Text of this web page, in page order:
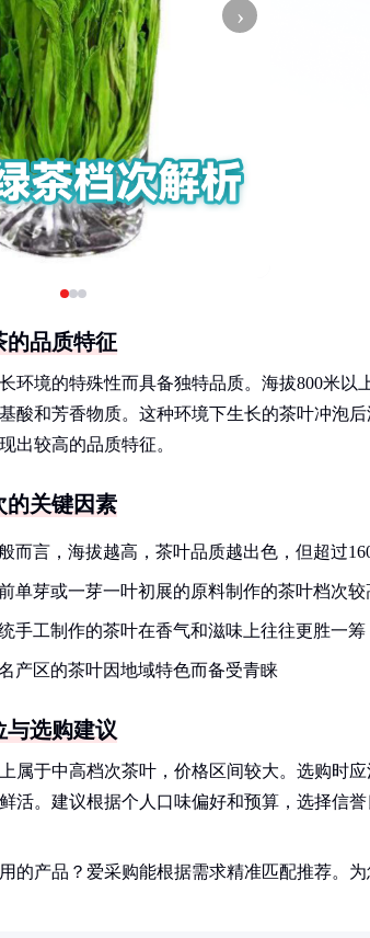
›
的品质特征
环境的特殊性而具备独特品质。海拔800米
酸和芳香物质。这种环境下生长的茶叶冲泡
出较高的品质特征。
的关键因素
般而言，海拔越高，茶叶品质越出色，但超过
前单芽或一芽一叶初展的原料制作的茶叶档次较
统手工制作的茶叶在香气和滋味上往往更胜一筹
名产区的茶叶因地域特色而备受青睐
与选购建议
属于中高档次茶叶，价格区间较大。选购时
活。建议根据个人口味偏好和预算，选择信
的产品？爱采购能根据需求精准匹配推荐。